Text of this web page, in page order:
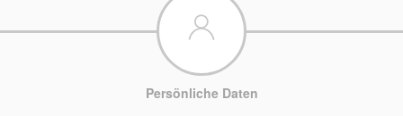
Persönliche Daten